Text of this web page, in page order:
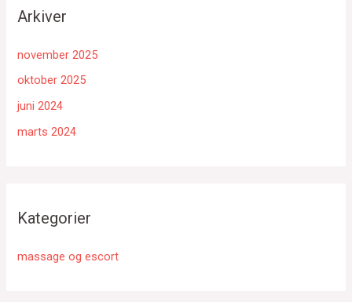
Arkiver
november 2025
oktober 2025
juni 2024
marts 2024
Kategorier
massage og escort